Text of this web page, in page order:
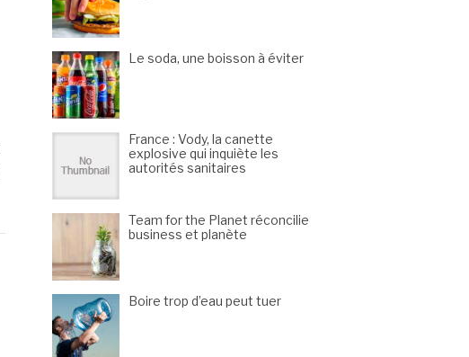
Le soda, une boisson à éviter
France : Vody, la canette
explosive qui inquiète les
autorités sanitaires
Team for the Planet réconcilie
business et planète
Boire trop d’eau peut tuer